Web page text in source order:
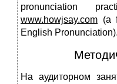
pronunciation
www.howjsay.com (a
English Pronunciation).
На аудиторном